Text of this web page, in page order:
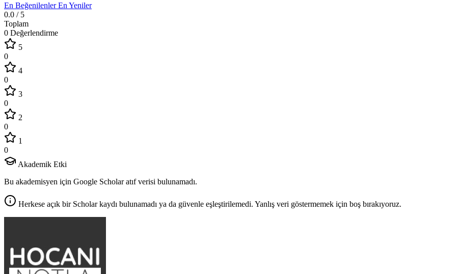
En BeğenilenlerEn Yeniler
0.0 / 5
Toplam
0 Değerlendirme
5
0
4
0
3
0
2
0
1
0
Akademik Etki
Bu akademisyen için Google Scholar atıf verisi bulunamadı.
Herkese açık bir Scholar kaydı bulunamadı ya da güvenle eşleştirilemedi. Yanlış veri göstermemek için boş bırakıyoruz.